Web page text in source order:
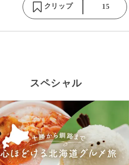
クリップ 15
スペシャル